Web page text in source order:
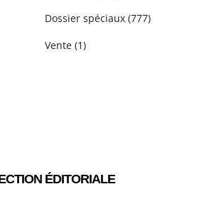
Dossier spéciaux (777)
Vente (1)
ÉDITORIALE